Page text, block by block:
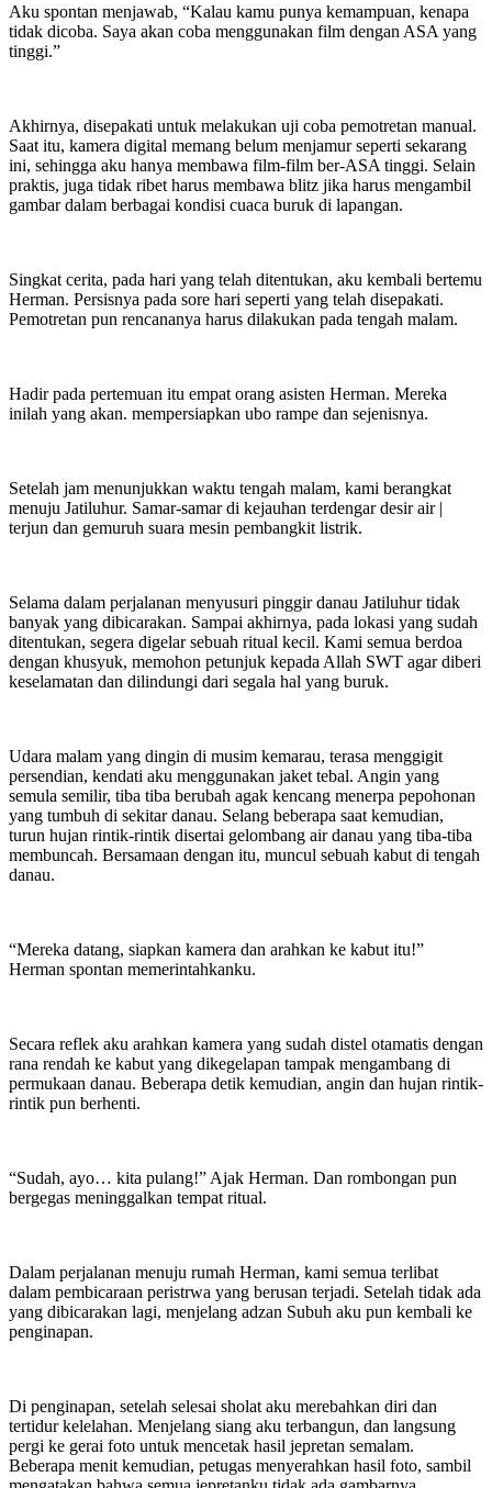
Aku spontan menjawab, “Kalau kamu punya kemampuan, kenapa
tidak dicoba. Saya akan coba menggunakan film dengan ASA yang
tinggi.”
Akhirnya, disepakati untuk melakukan uji coba pemotretan manual.
Saat itu, kamera digital memang belum menjamur seperti sekarang
ini, sehingga aku hanya membawa film-film ber-ASA tinggi. Selain
praktis, juga tidak ribet harus membawa blitz jika harus mengambil
gambar dalam berbagai kondisi cuaca buruk di lapangan.
Singkat cerita, pada hari yang telah ditentukan, aku kembali bertemu
Herman. Persisnya pada sore hari seperti yang telah disepakati.
Pemotretan pun rencananya harus dilakukan pada tengah malam.
Hadir pada pertemuan itu empat orang asisten Herman. Mereka
inilah yang akan. mempersiapkan ubo rampe dan sejenisnya.
Setelah jam menunjukkan waktu tengah malam, kami berangkat
menuju Jatiluhur. Samar-samar di kejauhan terdengar desir air |
terjun dan gemuruh suara mesin pembangkit listrik.
Selama dalam perjalanan menyusuri pinggir danau Jatiluhur tidak
banyak yang dibicarakan. Sampai akhirnya, pada lokasi yang sudah
ditentukan, segera digelar sebuah ritual kecil. Kami semua berdoa
dengan khusyuk, memohon petunjuk kepada Allah SWT agar diberi
keselamatan dan dilindungi dari segala hal yang buruk.
Udara malam yang dingin di musim kemarau, terasa menggigit
persendian, kendati aku menggunakan jaket tebal. Angin yang
semula semilir, tiba tiba berubah agak kencang menerpa pepohonan
yang tumbuh di sekitar danau. Selang beberapa saat kemudian,
turun hujan rintik-rintik disertai gelombang air danau yang tiba-tiba
membuncah. Bersamaan dengan itu, muncul sebuah kabut di tengah
danau.
“Mereka datang, siapkan kamera dan arahkan ke kabut itu!”
Herman spontan memerintahkanku.
Secara reflek aku arahkan kamera yang sudah distel otamatis dengan
rana rendah ke kabut yang dikegelapan tampak mengambang di
permukaan danau. Beberapa detik kemudian, angin dan hujan rintik-
rintik pun berhenti.
“Sudah, ayo… kita pulang!” Ajak Herman. Dan rombongan pun
bergegas meninggalkan tempat ritual.
Dalam perjalanan menuju rumah Herman, kami semua terlibat
dalam pembicaraan peristrwa yang berusan terjadi. Setelah tidak ada
yang dibicarakan lagi, menjelang adzan Subuh aku pun kembali ke
penginapan.
Di penginapan, setelah selesai sholat aku merebahkan diri dan
tertidur kelelahan. Menjelang siang aku terbangun, dan langsung
pergi ke gerai foto untuk mencetak hasil jepretan semalam.
Beberapa menit kemudian, petugas menyerahkan hasil foto, sambil